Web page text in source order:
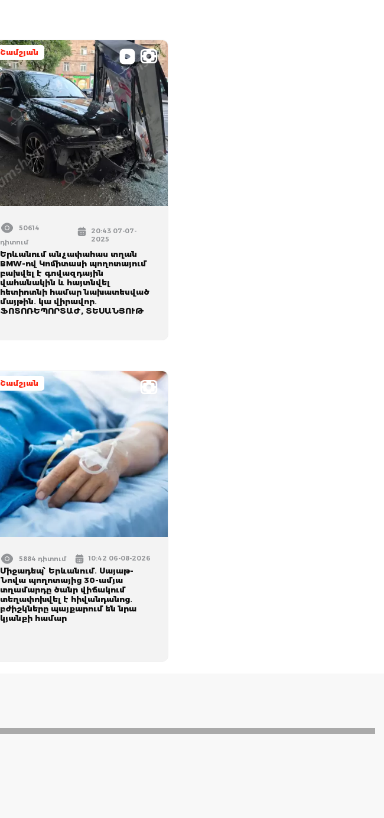
Շամշյան
50614
դիտում
20:43 07-07-
2025
Երևանում անչափահաս տղան
BMW-ով Կոմիտասի պողոտայում
բախվել է գովազդային
վահանակին և հայտնվել
հետիոտնի համար նախատեսված
մայթին․ կա վիրավոր․
ՖՈՏՈՌԵՊՈՐՏԱԺ, ՏԵՍԱՆՅՈՒԹ
Շամշյան
5884 դիտում 10:42 06-08-2026
Միջադեպ՝ Երևանում․ Սայաթ-
Նովա պողոտայից 30-ամյա
տղամարդը ծանր վիճակում
տեղափոխվել է հիվանդանոց․
բժիշկները պայքարում են նրա
կյանքի համար